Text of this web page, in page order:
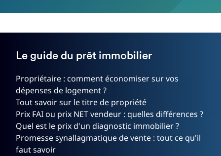
Le guide du prêt immobilier
Propriétaire : comment économiser sur vos
dépenses de logement ?
Tout savoir sur le titre de propriété
Prix FAI ou prix NET vendeur : quelles différences ?
Quel est le prix d'un diagnostic immobilier ?
Promesse synallagmatique de vente : tout ce qu'il
faut savoir